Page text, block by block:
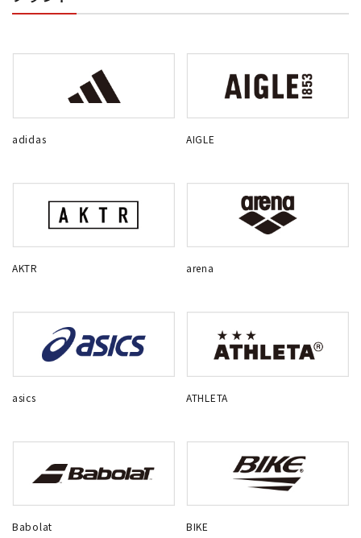
adidas AIGLE
AKTR arena
asics ATHLETA
Babolat BIKE